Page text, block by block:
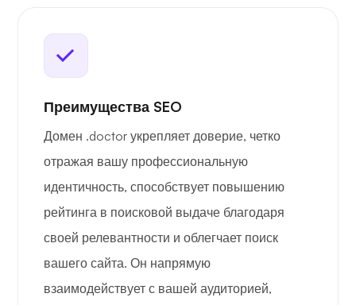
Преимущества SEO
Домен .doctor укрепляет доверие, четко
отражая вашу профессиональную
идентичность, способствует повышению
рейтинга в поисковой выдаче благодаря
своей релевантности и облегчает поиск
вашего сайта. Он напрямую
взаимодействует с вашей аудиторией,